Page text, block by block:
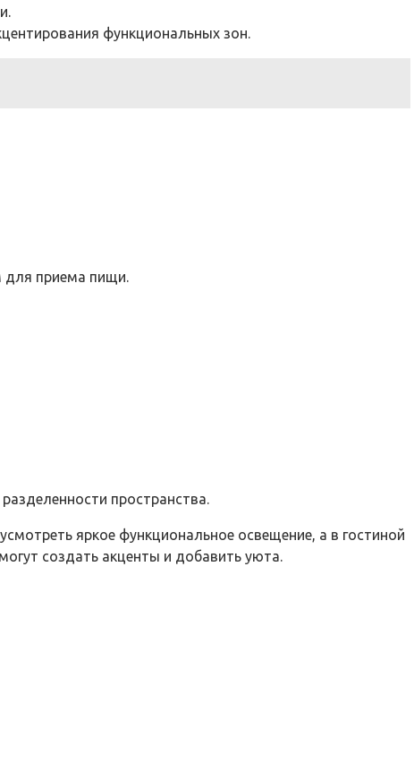
функциональных зон.
для приема пищи.
пространства.
яркое функциональное освещение, а в гостиной
создать акценты и добавить уюта.